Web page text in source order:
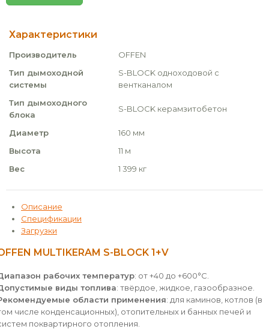
Характеристики
Производитель
OFFEN
Тип дымоходной
системы
S-BLOCK одноходовой с
вентканалом
Тип дымоходного
блока
S-BLOCK керамзитобетон
Диаметр
160 мм
Высота
11 м
Вес
1 399 кг
Описание
Спецификации
Загрузки
MULTIKERAM S-BLOCK 1+V
рабочих температур: от +40 до +600°С.
виды топлива: твёрдое, жидкое, газообразное.
области применения: для каминов, котлов (в
числе конденсационных), отопительных и банных печей и
поквартирного отопления.